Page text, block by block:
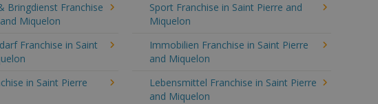
Bringdienst Franchise
Miquelon
Sport Franchise in Saint Pierre and
Miquelon
Franchise in Saint
Immobilien Franchise in Saint Pierre
and Miquelon
in Saint Pierre
Lebensmittel Franchise in Saint Pierre
and Miquelon